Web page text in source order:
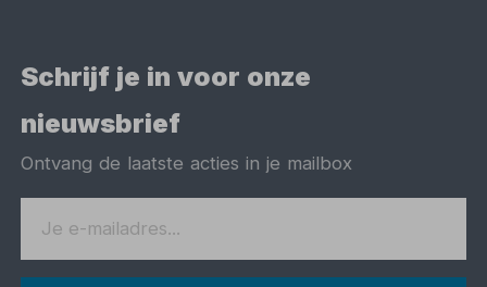
Schrijf je in voor onze
nieuwsbrief
Ontvang de laatste acties in je mailbox